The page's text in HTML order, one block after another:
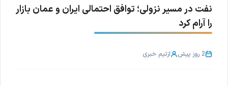
نفت در مسیر نزولی؛ توافق احتمالی ایران و عمان بازار
را آرام کرد
2 روز پیش ازتیم خبری